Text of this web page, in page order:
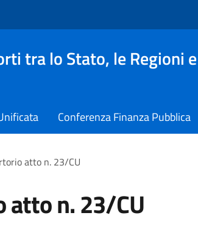
tra lo Stato, le Regioni
Conferenza Finanza Pubblica
atto n. 23/CU
atto n. 23/CU